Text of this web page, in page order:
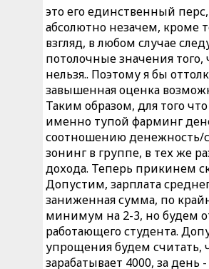
это его единственный
абсолютно незачем, кроме
взгляд, в любом случае
потолочные значения
нельзя.. Поэтому я бы
завышенная оценка
Таким образом, для того
именно тупой фарминг
соотношению денежность/
зонинг в группе, в тех же
дохода. Теперь прикинем
Допустим, зарплата
заниженная сумма, по
минимум на 2-3, но будем
работающего студента.
упрощения будем считать,
зарабатывает 4000, за день